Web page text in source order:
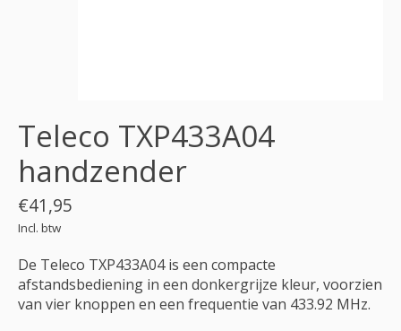
Teleco TXP433A04
handzender
€41,95
Incl. btw
De Teleco TXP433A04 is een compacte
afstandsbediening in een donkergrijze kleur, voorzien
van vier knoppen en een frequentie van 433.92 MHz.